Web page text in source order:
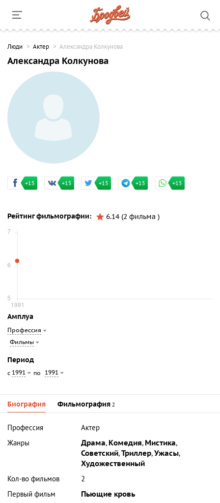
Люди Актер Александра Колкунова
Александра Колкунова
+15 +15 +15 +15 +15
Рейтинг фильмографии: 6.14 (2 фильма )
Амплуа
Профессия
Фильмы
Период
с 1991 по 1991
Биография Фильмография 2
Профессия
Актер
Жанры
Драма, Комедия, Мистика,
Советский,Триллер,Ужасы,
Художественный
Кол-во фильмов
2
Первый фильм
Пьющие кровь